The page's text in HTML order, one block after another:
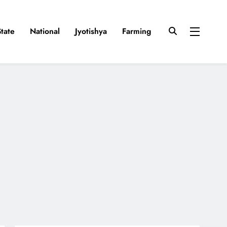
National Jyotishya Farming